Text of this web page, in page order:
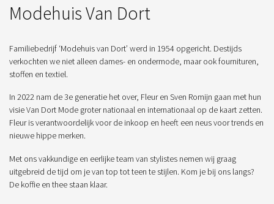
Modehuis Van Dort
Familiebedrijf ‘Modehuis van Dort’ werd in 1954 opgericht. Destijds
verkochten we niet alleen dames- en ondermode, maar ook fournituren,
stoffen en textiel.
In 2022 nam de 3e generatie het over, Fleur en Sven Romijn gaan met hun
visie Van Dort Mode groter nationaal en internationaal op de kaart zetten.
Fleur is verantwoordelijk voor de inkoop en heeft een neus voor trends en
nieuwe hippe merken.
Met ons vakkundige en eerlijke team van stylistes nemen wij graag
uitgebreid de tijd om je van top tot teen te stijlen. Kom je bij ons langs?
De koffie en thee staan klaar.